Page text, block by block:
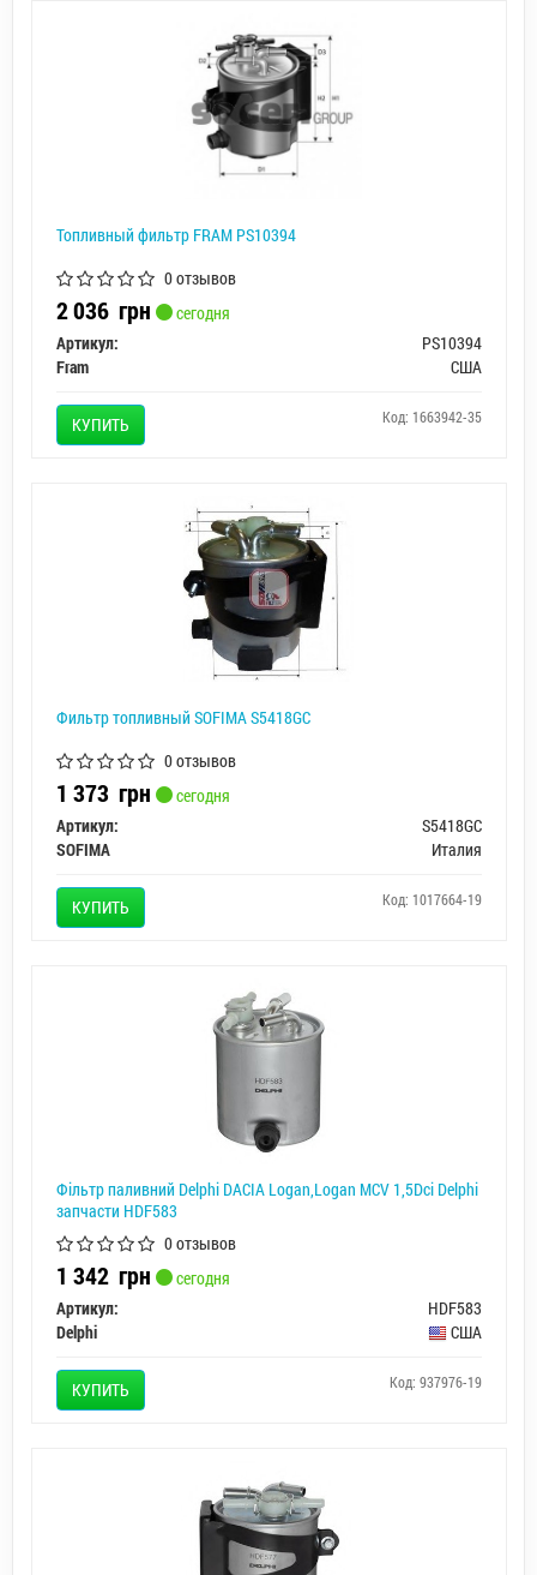
Топливный фильтр FRAM PS10394
0 отзывов
2 036 грн
сегодня
Артикул:
PS10394
Fram
США
КУПИТЬ Код: 1663942-35
Фильтр топливный SOFIMA S5418GC
0 отзывов
1 373 грн
сегодня
Артикул:
S5418GC
SOFIMA
Италия
КУПИТЬ Код: 1017664-19
Фільтр паливний Delphi DACIA Logan,Logan MCV 1,5Dci Delphi
запчасти HDF583
0 отзывов
1 342 грн
сегодня
Артикул:
HDF583
Delphi
США
КУПИТЬ Код: 937976-19